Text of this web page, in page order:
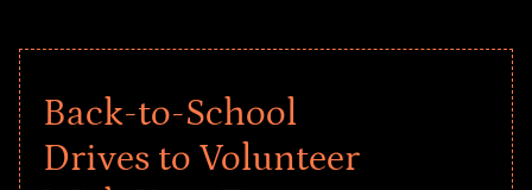
Back-to-School
Drives to Volunteer